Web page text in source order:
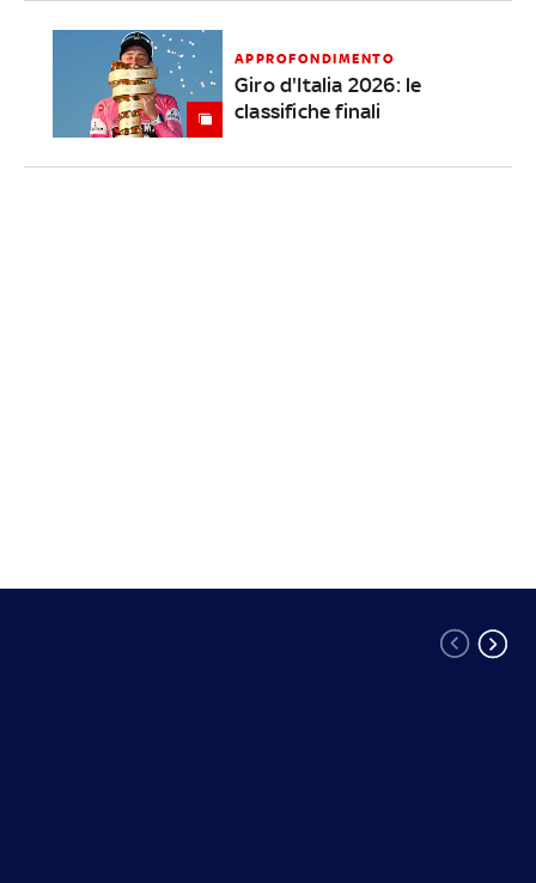
APPROFONDIMENTO
Giro d'Italia 2026: le
classifiche finali